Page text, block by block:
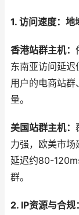
1. 访问速度：地
香港站群主机：
东南亚访问延
用户的电商站
量。
美国站群主机：
力强，欧美市
延迟约80-
群。
2. IP资源与合